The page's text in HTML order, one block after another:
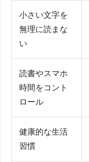
小さい文字を
無理に読まな
い
読書やスマホ
時間をコント
ロール
健康的な生活
習慣